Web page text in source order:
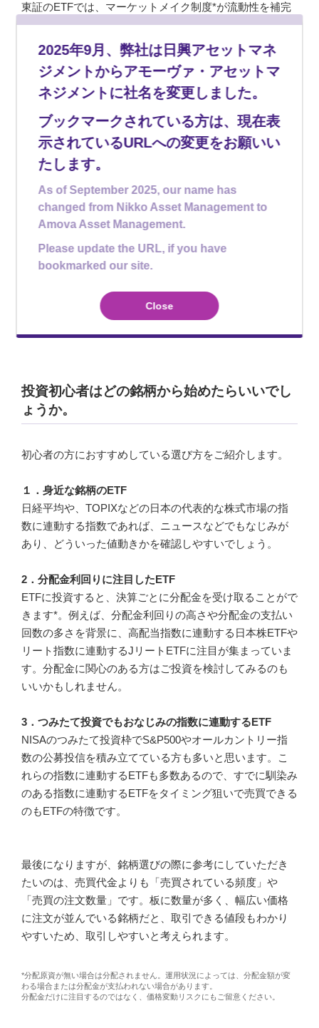
東証のETFでは、マーケットメイク制度*が流動性を補完
マーケットメイク制度では、マーケットメイカー（証券
会社やETF取引を専業とするトレーディング会社の総称）
はそれぞれのETFの板に注文を出す義務を負っています。
ETFの価格は原資産の値段で決まるため、マーケットメイ
カーは原資産の値段をもとに、ある程度の余裕をもった
価格で常に注文を出しています。もし、注文が出ていな
い時には、成行ではなく、指値で注文を出すことで、マ
ーケットメイカーに投資家側から取引を促すこともでき
ます。
*マーケットメイク制度：東証では、国民の安定的な資産形成に対する重要性
が高まっていることを背景に、少額分散投資に資する商品の一つである、ETF
本制度において、東証は、申請をもとに銘柄ごとにマーケットメイカーを指定
し、指定を受けたマーケットメイカーは、気配提示義務を履行することで、イ
ンセンティブ（報酬）を得ることができます。マーケットメイカーが気配提示
たいタイミングで、より良い価格で売買する環境を提供できるようになりま
投資初心者はどの銘柄から始めたらいいでし
ょうか。
初心者の方におすすめしている選び方をご紹介します。
１．身近な銘柄のETF
日経平均や、TOPIXなどの日本の代表的な株式市場の指
数に連動する指数であれば、ニュースなどでもなじみが
あり、どういった値動きかを確認しやすいでしょう。
2．分配金利回りに注目したETF
ETFに投資すると、決算ごとに分配金を受け取ることがで
きます*。例えば、分配金利回りの高さや分配金の支払い
回数の多さを背景に、高配当指数に連動する日本株ETFや
リート指数に連動するJリートETFに注目が集まっていま
す。分配金に関心のある方はご投資を検討してみるのも
いいかもしれません。
3．つみたて投資でもおなじみの指数に連動するETF
NISAのつみたて投資枠でS&P500やオールカントリー指
数の公募投信を積み立てている方も多いと思います。こ
れらの指数に連動するETFも多数あるので、すでに馴染み
のある指数に連動するETFをタイミング狙いで売買できる
のもETFの特徴です。
最後になりますが、銘柄選びの際に参考にしていただき
たいのは、売買代金よりも「売買されている頻度」や
「売買の注文数量」です。板に数量が多く、幅広い価格
に注文が並んでいる銘柄だと、取引できる値段もわかり
やすいため、取引しやすいと考えられます。
*分配原資が無い場合は分配されません。運用状況によっては、分配金額が変
わる場合または分配金が支払われない場合があります。
分配金だけに注目するのではなく、価格変動リスクにもご留意ください。
2025年9月、弊社は日興アセットマネ
ジメントからアモーヴァ・アセットマ
ネジメントに社名を変更しました。
ブックマークされている方は、現在表
示されているURLへの変更をお願いい
たします。
As of September 2025, our name has
changed from Nikko Asset Management to
Amova Asset Management.
Please update the URL, if you have
bookmarked our site.
Close